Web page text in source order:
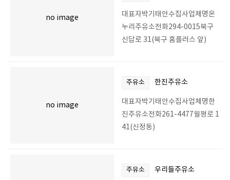
no image
대표자박기태안수집사업체명온
누리주유소전화294-0015북구
신답로 31(북구 홈플러스 앞)
no image
주유소 한진주유소
대표자박기태안수집사업체명한
진주유소전화261-4477월평로 1
41(신정동)
주유소 우리들주유소